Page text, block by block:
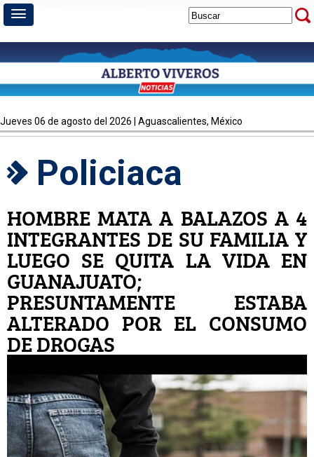
jueves 06 de agosto del 2026 | Aguascalientes, México
Policiaca
HOMBRE MATA A BALAZOS A 4
INTEGRANTES DE SU FAMILIA Y
LUEGO SE QUITA LA VIDA EN
GUANAJUATO;
PRESUNTAMENTE ESTABA
ALTERADO POR EL CONSUMO
DE DROGAS